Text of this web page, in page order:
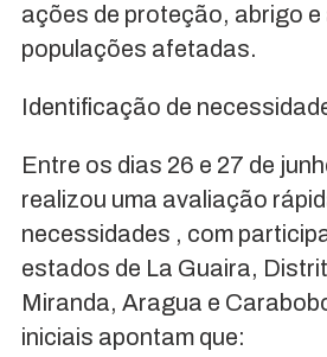
ações de proteção, abrigo
populações afetadas.
Identificação de
Entre os dias 26 e 27 de
realizou uma avaliação
necessidades , com
estados de La Guaira,
Miranda, Aragua e
iniciais apontam que: